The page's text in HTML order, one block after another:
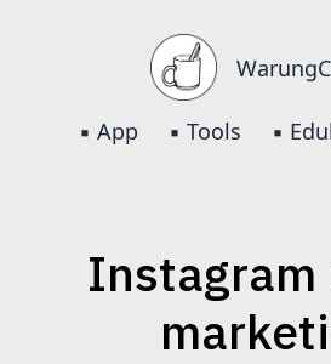
▪️ App ▪️ Tools ▪️
Instagram